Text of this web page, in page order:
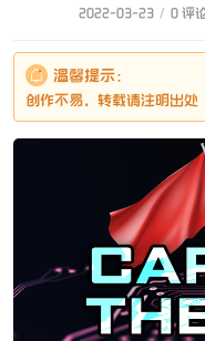
2022-03-23 / 0 评
温馨提示：
创作不易，转载请注明出处